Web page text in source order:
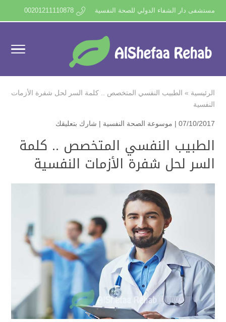
مستشفى دار الشفاء الدولي للصحة النفسية 00201211110878
الرئيسية » الطبيب النفسي المتخصص .. كلمة السر لحل شفرة الأزمات
النفسية
07/10/2017 | موسوعة الصحة النفسية | شارك بتعليقك
الطبيب النفسي المتخصص .. كلمة
السر لحل شفرة الأزمات النفسية